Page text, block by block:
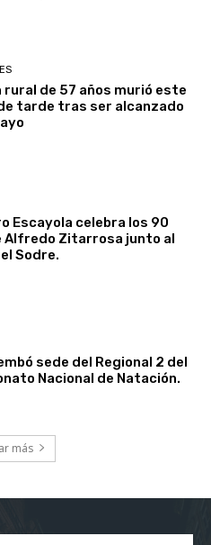
rural de 57 años murió este
tarde tras ser alcanzado
Escayola celebra los 90
Alfredo Zitarrosa junto al
Sodre.
sede del Regional 2 del
Nacional de Natación.
más